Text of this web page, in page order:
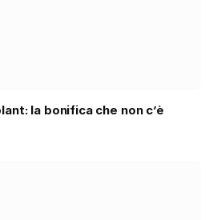
la bonifica che non c’è